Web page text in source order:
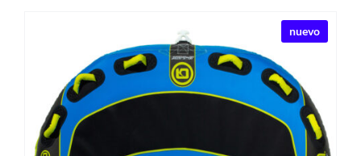
nuevo